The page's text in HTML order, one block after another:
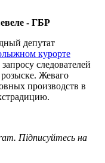
- ГБР
депутат
курорте
следователей
Жеваго
производств в
Підписуйтесь на